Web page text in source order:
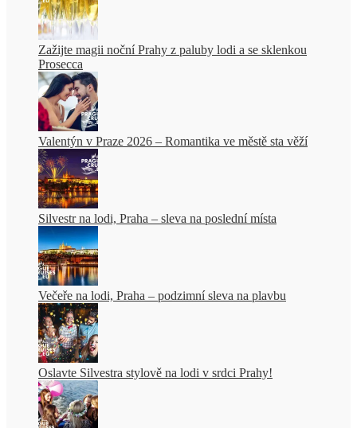
Zažijte magii noční Prahy z paluby lodi a se sklenkou
Prosecca
Valentýn v Praze 2026 – Romantika ve městě sta věží
Silvestr na lodi, Praha – sleva na poslední místa
Večeře na lodi, Praha – podzimní sleva na plavbu
Oslavte Silvestra stylově na lodi v srdci Prahy!